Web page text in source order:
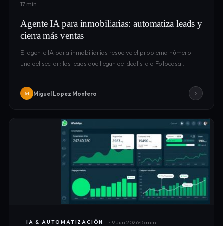
17 min
Agente IA para inmobiliarias: automatiza leads y
cierra más ventas
El agente IA para inmobiliarias resuelve el problema número
uno del sector: los leads que llegan de Idealista o Fotocasa…
M Miguel Lopez Montero
IA & AUTOMATIZACIÓN 19 Jun 202615 min